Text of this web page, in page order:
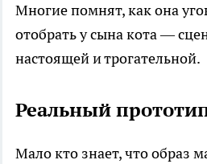
Многие помнят, как она
отобрать у сына кота —
настоящей и трогательной.
Реальный
Мало кто знает, что образ